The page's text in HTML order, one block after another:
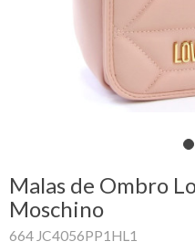
Facebook
Malas de Ombro
Moschino
664 JC4056PP1HL1